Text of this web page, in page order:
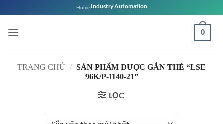
qua
nội
Home Industry Automation
0
TRANG CHỦ / SẢN PHẨM ĐƯỢC GẮN THẺ “LSE
96K/P-1140-21”
LỌC